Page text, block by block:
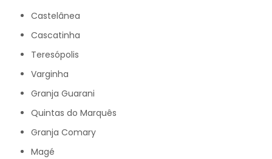
Castelânea
Cascatinha
Teresópolis
Varginha
Granja Guarani
Quintas do Marquês
Granja Comary
Magé